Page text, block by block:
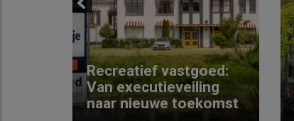
Previous
Recreatief vastgoed:
Van executieveiling
naar nieuwe toekomst